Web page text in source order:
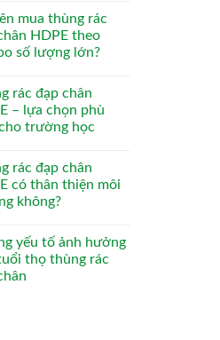
mua thùng rác
HDPE theo
số lượng lớn?
rác đạp chân
– lựa chọn phù
trường học
rác đạp chân
có thân thiện môi
không?
yếu tố ảnh hưởng
thọ thùng rác